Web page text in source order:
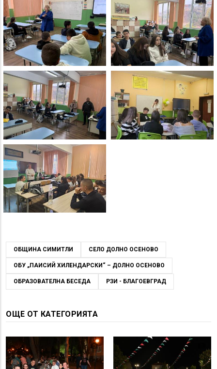
ОБЩИНА СИМИТЛИ СЕЛО ДОЛНО ОСЕНОВО
ОБУ „ПАИСИЙ ХИЛЕНДАРСКИ“ – ДОЛНО ОСЕНОВО
ОБРАЗОВАТЕЛНА БЕСЕДА РЗИ - БЛАГОЕВГРАД
ОЩЕ ОТ КАТЕГОРИЯТА